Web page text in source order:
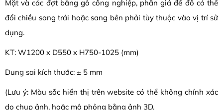
Mặt và các đợt bằng gỗ công nghiệp, phần giá để đồ có thể
đổi chiều sang trái hoặc sang bên phải tùy thuộc vào vị trí sử
dụng.
KT: W1200 x D550 x H750-1025 (mm)
Dung sai kích thước: ± 5 mm
(Lưu ý: Màu sắc hiển thị trên website có thể không chính xác
do chụp ảnh, hoặc mô phỏng bằng ảnh 3D.